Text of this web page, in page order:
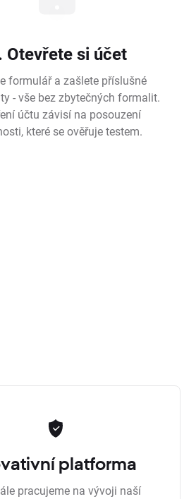
Otevřete si účet
formulář a zašlete příslušné
- vše bez zbytečných formalit.
účtu závisí na posouzení
které se ověřuje testem.
platforma
pracujeme na vývoji naší